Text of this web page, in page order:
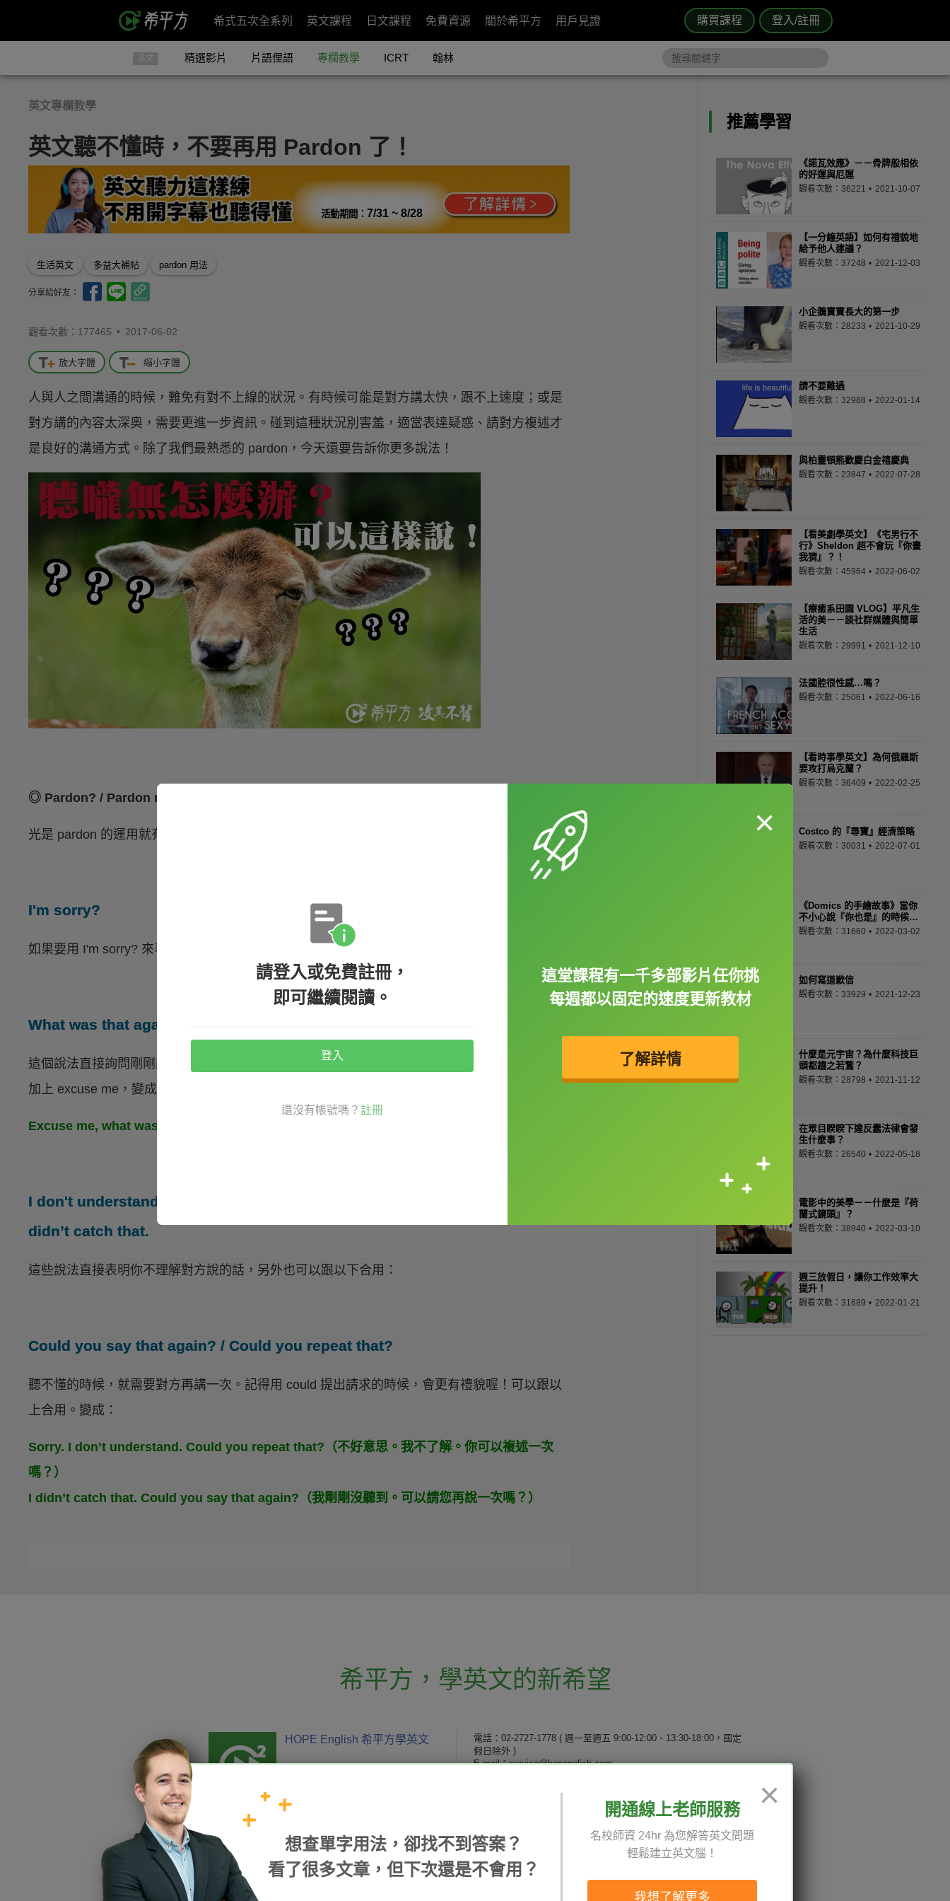
購買課程 登入/註冊
希式五次全系列 英文課程 日文課程 免費資源 關於希平方 用戶見證
英文 精選影片 片語俚語 專欄教學 ICRT 翰林
英文專欄教學
英文聽不懂時，不要再用 Pardon 了！
活動期間： 7/31 ~ 8/28
生活英文 多益大補帖 pardon 用法
分享給好友：
觀看次數：177465 • 2017-06-02
放大字體 縮小字體
人與人之間溝通的時候，難免有對不上線的狀況。有時候可能是對方講太快，跟不上速度；或是
對方講的內容太深奧，需要更進一步資訊。碰到這種狀況別害羞，適當表達疑惑、請對方複述才
是良好的溝通方式。除了我們最熟悉的 pardon，今天還要告訴你更多說法！
◎ Pardon? / Pardon me? / I beg your pardon?
光是 pardon 的運用就有很多種，是我們最常見的說法，也很有禮貌。
I'm sorry?
如果要用 I'm sorry? 來表示沒聽懂，記得尾音一定要上揚，否則會變成在跟對方道歉囉。
What was that again? / What did you say?
這個說法直接詢問剛剛講者說的內容是什麼，但直接問的話可能會有點不夠有禮貌，前面可以再
加上 excuse me，變成：
Excuse me, what was that again?（不好意思，剛剛你說的是什麼？）
I don't understand. / I don't understand what you mean. / I don't get it. / I
didn’t catch that.
這些說法直接表明你不理解對方說的話，另外也可以跟以下合用：
Could you say that again? / Could you repeat that?
聽不懂的時候，就需要對方再講一次。記得用 could 提出請求的時候，會更有禮貌喔！可以跟以
上合用。變成：
Sorry. I don’t understand. Could you repeat that?（不好意思。我不了解。你可以複述一次
嗎？）
I didn’t catch that. Could you say that again?（我剛剛沒聽到。可以請您再說一次嗎？）
推薦學習
《諾瓦效應》－－骨牌般相依
的好運與厄運
觀看次數：36221 2021-10-07
【一分鐘英語】如何有禮貌地
給予他人建議？
觀看次數：37248 2021-12-03
小企鵝寶寶長大的第一步
觀看次數：28233 2021-10-29
請不要難過
觀看次數：32988 2022-01-14
與柏靈頓熊歡慶白金禧慶典
觀看次數：23847 2022-07-28
【看美劇學英文】《宅男行不
行》Sheldon 超不會玩『你畫
我猜』？！
觀看次數：45964 2022-06-02
【療癒系田園 VLOG】平凡生
活的美－－談社群媒體與簡單
生活
觀看次數：29991 2021-12-10
法國腔很性感…嗎？
觀看次數：25061 2022-06-16
【看時事學英文】為何俄羅斯
要攻打烏克蘭？
觀看次數：36409 2022-02-25
Costco 的『尋寶』經濟策略
觀看次數：30031 2022-07-01
《Domics 的手繪故事》當你
不小心說『你也是』的時候…
觀看次數：31660 2022-03-02
如何寫道歉信
觀看次數：33929 2021-12-23
什麼是元宇宙？為什麼科技巨
頭都趨之若鶩？
觀看次數：28798 2021-11-12
在眾目睽睽下違反蠢法律會發
生什麼事？
觀看次數：26540 2022-05-18
電影中的美學－－什麼是『荷
蘭式鏡頭』？
觀看次數：38940 2022-03-10
週三放假日，讓你工作效率大
提升！
觀看次數：31689 2022-01-21
希平方 ， 學英文的新希望
HOPE English 希平方學英文 電話：02-2727-1778 ( 週一至週五 9:00-12:00、13:30-18:00，國定
假日除外 )
E-mail：service@hopenglish.com
精選影片
每日片語
專欄教學
說明與導覽
×
想查單字用法，卻找不到答案？
看了很多文章，但下次還是不會用？
開通線上老師服務
名校師資 24hr 為您解答英文問題
輕鬆建立英文腦！
我想了解更多
×
請登入或免費註冊，
即可繼續閱讀。
登入
還沒有帳號嗎？ 註冊
這堂課程有一千多部影片任你挑
每週都以固定的速度更新教材
了解詳情